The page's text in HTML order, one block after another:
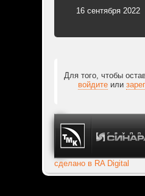
16 сентября 2022
Для того, чтобы
войдитеили
сделано в RA Digital